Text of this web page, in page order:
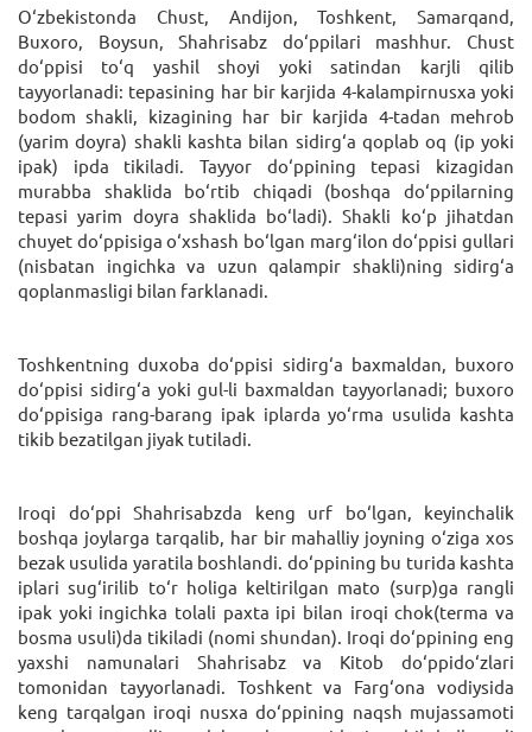
O‘zbekistonda Chust, Andijon, Toshkent, Samarqand,
Buxoro, Boysun, Shahrisabz do‘ppilari mashhur. Chust
do‘ppisi to‘q yashil shoyi yoki satindan karjli qilib
tayyorlanadi: tepasining har bir karjida 4-kalampirnusxa yoki
bodom shakli, kizagining har bir karjida 4-tadan mehrob
(yarim doyra) shakli kashta bilan sidirg‘a qoplab oq (ip yoki
ipak) ipda tikiladi. Tayyor do‘ppining tepasi kizagidan
murabba shaklida bo‘rtib chiqadi (boshqa do‘ppilarning
tepasi yarim doyra shaklida bo‘ladi). Shakli ko‘p jihatdan
chuyet do‘ppisiga o‘xshash bo‘lgan marg‘ilon do‘ppisi gullari
(nisbatan ingichka va uzun qalampir shakli)ning sidirg‘a
qoplanmasligi bilan farklanadi.
Toshkentning duxoba do‘ppisi sidirg‘a baxmaldan, buxoro
do‘ppisi sidirg‘a yoki gul-li baxmaldan tayyorlanadi; buxoro
do‘ppisiga rang-barang ipak iplarda yo‘rma usulida kashta
tikib bezatilgan jiyak tutiladi.
Iroqi do‘ppi Shahrisabzda keng urf bo‘lgan, keyinchalik
boshqa joylarga tarqalib, har bir mahalliy joyning o‘ziga xos
bezak usulida yaratila boshlandi. do‘ppining bu turida kashta
iplari sug‘irilib to‘r holiga keltirilgan mato (surp)ga rangli
ipak yoki ingichka tolali paxta ipi bilan iroqi chok(terma va
bosma usuli)da tikiladi (nomi shundan). Iroqi do‘ppining eng
yaxshi namunalari Shahrisabz va Kitob do‘ppido‘zlari
tomonidan tayyorlanadi. Toshkent va Farg‘ona vodiysida
keng tarqalgan iroqi nusxa do‘ppining naqsh mujassamoti